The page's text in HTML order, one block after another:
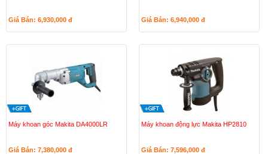
Giá Bán: 6,930,000 đ Giá Bán: 6,940,000 đ
Máy khoan góc Makita DA4000LR
Giá Bán: 7,380,000 đ
Máy khoan động lực Makita HP2810
Giá Bán: 7,596,000 đ